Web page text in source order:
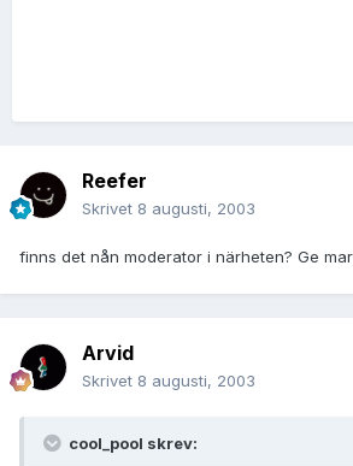
Reefer
Skrivet 8 augusti, 2003
finns det nån moderator i närheten? Ge
Arvid
Skrivet 8 augusti, 2003
cool_pool skrev: